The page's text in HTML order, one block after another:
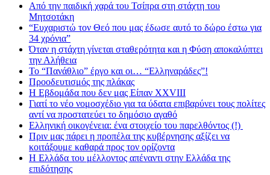
Από την παιδική χαρά του Τσίπρα στη στάχτη του
Μητσοτάκη
“Ευχαριστώ τον Θεό που μας έδωσε αυτό το δώρο έστω για
34 χρόνια”
Όταν η στάχτη γίνεται σταθερότητα και η Φύση αποκαλύπτει
την Αλήθεια
Το “Πανάθλιο” έργο και οι… “Ελληναράδες”!
Προοδευτισμός της πλάκας
Η Εβδομάδα που δεν μας Είπαν XXVIII
Γιατί το νέο νομοσχέδιο για τα ύδατα επιβαρύνει τους πολίτες
αντί να προστατεύει το δημόσιο αγαθό
Ελληνική οικογένεια: ένα στοιχείο του παρελθόντος (!)
Πριν μας πάρει η προπέλα της κυβέρνησης αξίζει να
κοιτάξουμε καθαρά προς τον ορίζοντα
Η Ελλάδα του μέλλοντος απέναντι στην Ελλάδα της
επιδότησης